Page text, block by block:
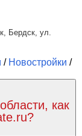
Бердск, ул.
/ Новостройки /
как